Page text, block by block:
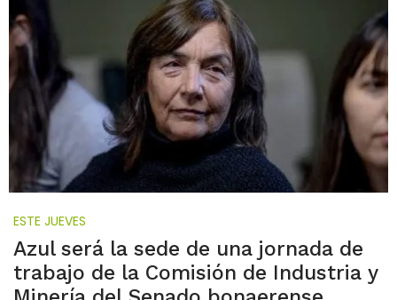
ESTE JUEVES
Azul será la sede de una jornada de
trabajo de la Comisión de Industria y